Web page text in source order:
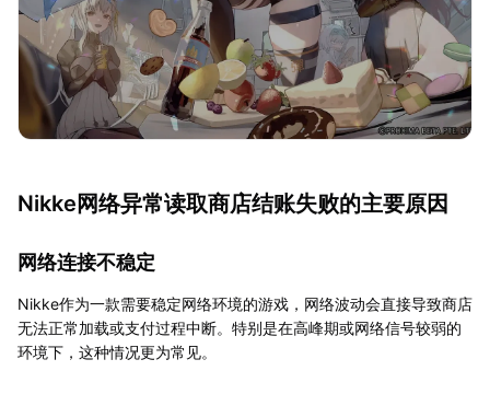
Nikke网络异常读取商店结账失败的主要原因
网络连接不稳定
Nikke作为一款需要稳定网络环境的游戏，网络波动会直接导致商店
无法正常加载或支付过程中断。特别是在高峰期或网络信号较弱的
环境下，这种情况更为常见。